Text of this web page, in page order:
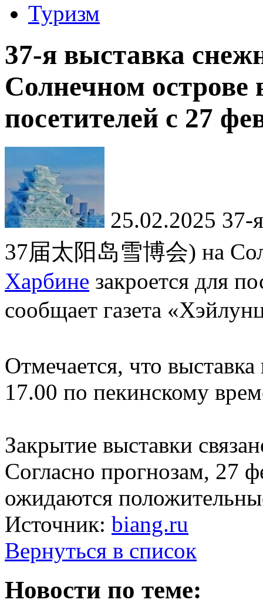
Туризм
37-я выставка
Солнечном острове
посетителей с 27
25.02.2025 37-
37届太阳岛雪博会) на
Харбине закроется для
сообщает газета
Отмечается, что
17.00 по пекинскому
Закрытие выставки
Согласно прогнозам, 27
ожидаются
Источник: biang.ru
Вернуться в список
Новости по теме: